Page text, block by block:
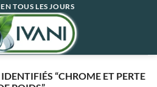
TOUS LES JOURS
“CHROME ET PERTE